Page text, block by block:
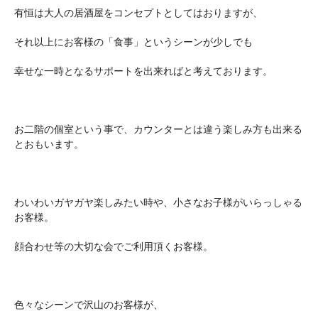
有恒は大人の居酒屋をコンセプトとしてはおりますが、
それ以上にお客様の「食事」というシーンが少しでも
幸せな一時となるサポートを出来ればと考えております。
お二階の個室という事で、カウンターとは違う楽しみ方も出来る
とおもいます。
わいわいガヤガヤ楽しみたい時や、小さなお子様がいらっしゃる
お客様。
顔合わせ等の大切な会でご利用頂くお客様。
色々なシーンで沢山のお客様が、